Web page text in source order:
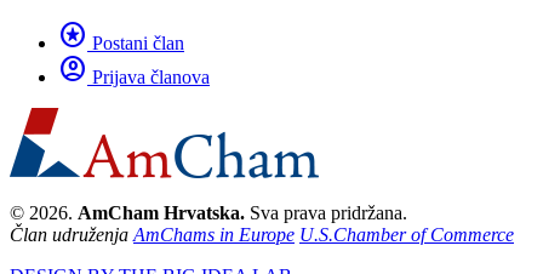
stars Postani član
account_circle Prijava članova
© 2026. AmCham Hrvatska. Sva prava pridržana.
Član udruženja AmChams in Europe U.S.Chamber of Commerce